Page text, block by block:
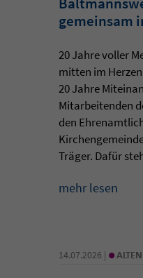
gemeinsam
20 Jahre voller
mitten im
20 Jahre
Mitarbeitenden
den
Träger. Dafür
mehr lesen
14.07.2026 | •